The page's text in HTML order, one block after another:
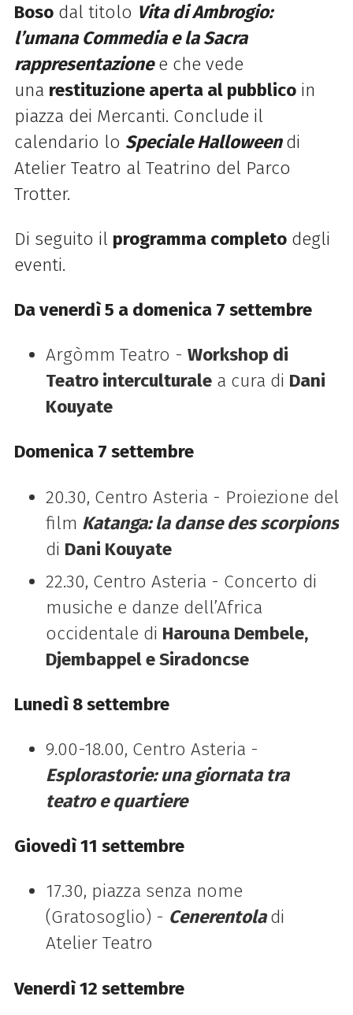
Bosodal titolo Vita di Ambrogio:
l’umana Commediaela Sacra
rappresentazione e che vede
una restituzione aperta al pubblicoin
piazza dei Mercanti. Conclude il
calendario lo Speciale Halloweendi
Atelier Teatro al Teatrino del Parco
Trotter.
Di seguito il programma completodegli
eventi.
Da venerdì 5 a domenica 7 settembre
Argòmm Teatro - Workshop di
Teatro interculturalea cura di Dani
Kouyate
Domenica 7 settembre
20.30, Centro Asteria - Proiezione del
film Katanga: la danse des scorpions
di Dani Kouyate
22.30, Centro Asteria - Concerto di
musiche e danze dell’Africa
occidentale di Harouna Dembele,
Djembappel e Siradoncse
Lunedì 8 settembre
9.00-18.00, Centro Asteria -
Esplorastorie: una giornata tra
teatro e quartiere
Giovedì 11 settembre
17.30, piazza senza nome
(Gratosoglio) - Cenerentoladi
Atelier Teatro
Venerdì 12 settembre